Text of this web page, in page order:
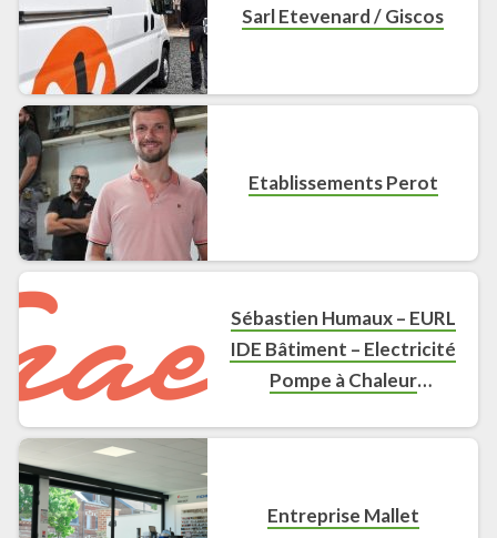
Sarl Etevenard / Giscos
Etablissements Perot
Sébastien Humaux – EURL
IDE Bâtiment – Electricité
Pompe à Chaleur
Entreprise Mallet